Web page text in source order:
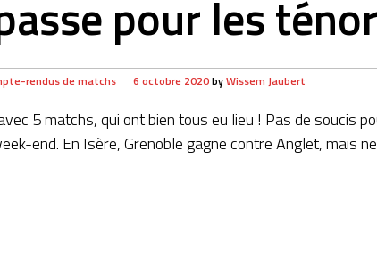
pour les
rendus de matchs 6 octobre 2020byWissem Jaubert
5 matchs, qui ont bien tous eu lieu ! Pas de soucis
end. En Isère, Grenoble gagne contre Anglet, mais